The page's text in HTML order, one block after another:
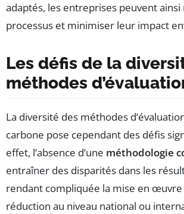
adaptés, les entreprises peuvent
processus et minimiser leur impact
Les défis de la
méthodes
La diversité des méthodes
carbone pose cependant des défis
effet, l’absence d’une méthodologie
entraîner des disparités dans les
rendant compliquée la mise en œuvre
réduction au niveau national ou